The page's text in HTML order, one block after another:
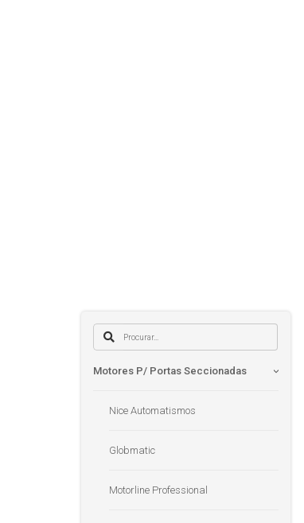
Motores P/ Portas Seccionadas
Nice Automatismos
Globmatic
Motorline Professional